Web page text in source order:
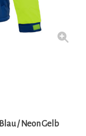
/ Neon Gelb